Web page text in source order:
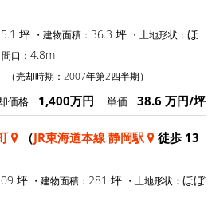
坪 ・建物面積： 36.3 坪 ・土地形状： ほ
間口： 4.8m
（売却時期：2007年第2四半期）
価格 1,400万円 単価 38.6 万円/坪
（JR東海道本線 静岡駅
徒歩 13
坪 ・建物面積： 281 坪 ・土地形状： ほぼ